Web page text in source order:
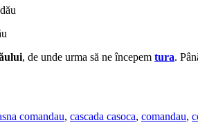
, de unde urma să ne începem tura.
comandau, cascada casoca, comandau,